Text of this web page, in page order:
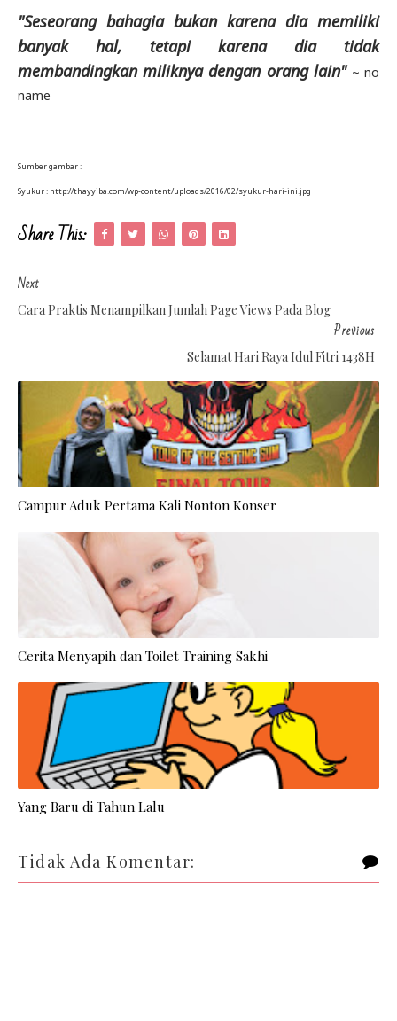
"Seseorang bahagia bukan karena dia memiliki
banyak hal, tetapi karena dia tidak
membandingkan miliknya dengan orang lain" ~ no
name
Sumber gambar :
Syukur : http://thayyiba.com/wp-content/uploads/2016/02/syukur-hari-ini.jpg
Share This:
Next
Cara Praktis Menampilkan Jumlah Page Views Pada Blog
Previous
Selamat Hari Raya Idul Fitri 1438H
Campur Aduk Pertama Kali Nonton Konser
Cerita Menyapih dan Toilet Training Sakhi
Yang Baru di Tahun Lalu
Tidak Ada Komentar: